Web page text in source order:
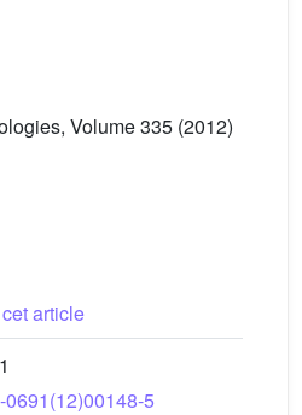
Volume 335 (2012)
article
5